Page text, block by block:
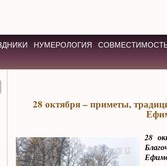
НУМЕРОЛОГИЯ
28 октября – приметы,
28